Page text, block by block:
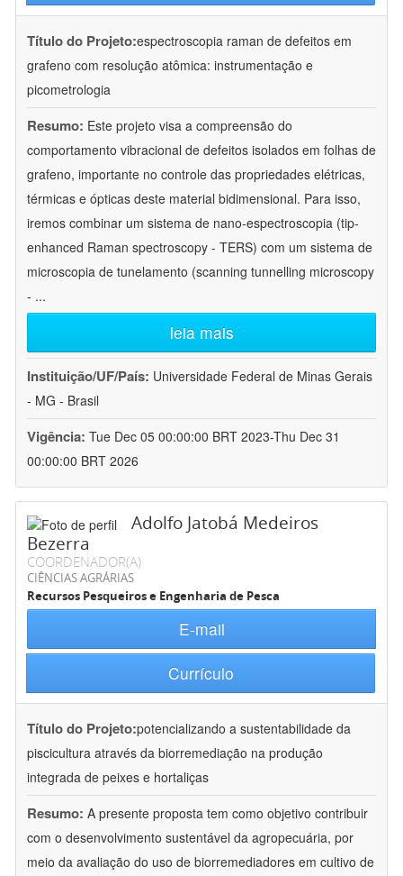
Título do Projeto:espectroscopia raman de defeitos em
grafeno com resolução atômica: instrumentação e
picometrologia
Resumo: Este projeto visa a compreensão do
comportamento vibracional de defeitos isolados em folhas de
grafeno, importante no controle das propriedades elétricas,
térmicas e ópticas deste material bidimensional. Para isso,
iremos combinar um sistema de nano-espectroscopia (tip-
enhanced Raman spectroscopy - TERS) com um sistema de
microscopia de tunelamento (scanning tunnelling microscopy
- ...
leia mais
Instituição/UF/País: Universidade Federal de Minas Gerais
- MG - Brasil
Vigência: Tue Dec 05 00:00:00 BRT 2023-Thu Dec 31
00:00:00 BRT 2026
Adolfo Jatobá Medeiros
Bezerra
COORDENADOR(A)
CIÊNCIAS AGRÁRIAS
Recursos Pesqueiros e Engenharia de Pesca
E-mail
Currículo
Título do Projeto:potencializando a sustentabilidade da
piscicultura através da biorremediação na produção
integrada de peixes e hortaliças
Resumo: A presente proposta tem como objetivo contribuir
com o desenvolvimento sustentável da agropecuária, por
meio da avaliação do uso de biorremediadores em cultivo de